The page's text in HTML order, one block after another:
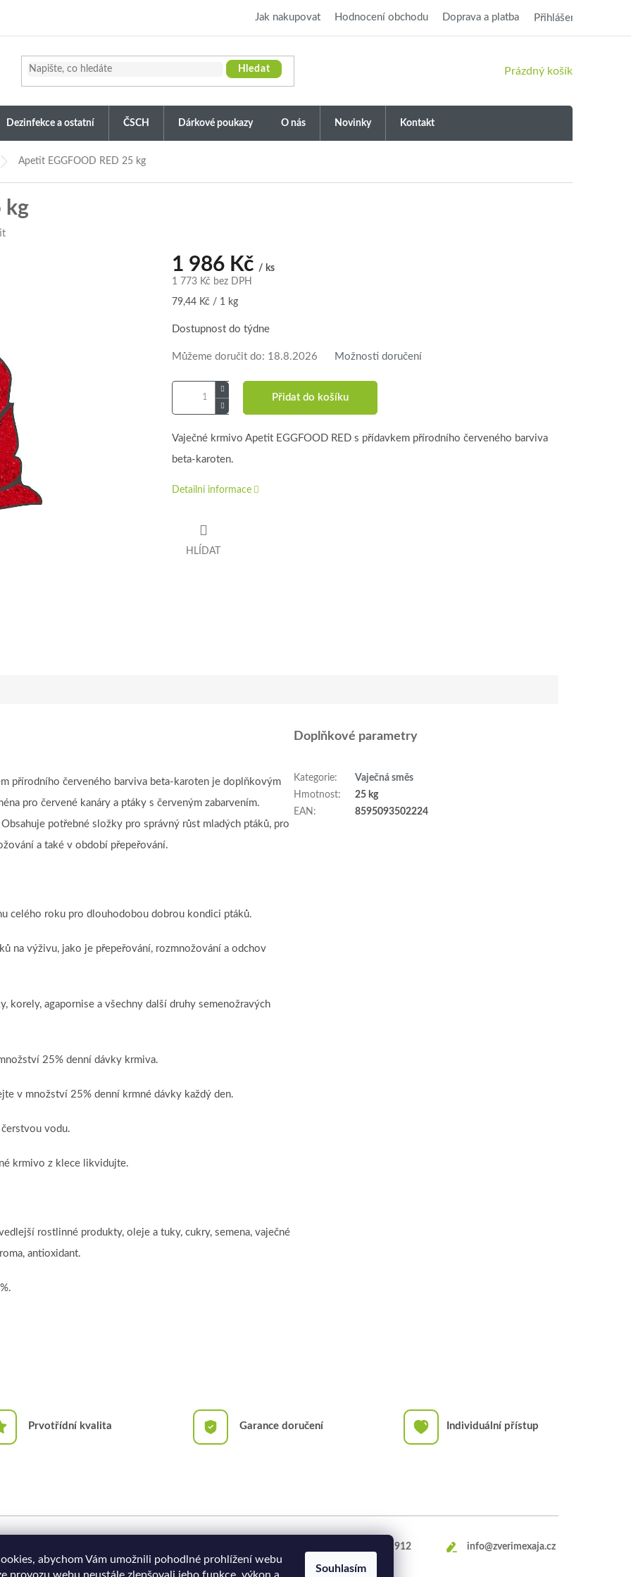
abychom Vám umožnili pohodlné prohlížení webu
Souhlasím
Jak nakupovat Hodnocení obchodu Doprava a platba Přihlášení
Hledat
NÁKUPNÍ
Prázdný košík
Dezinfekce a ostatní ČSCH Dárkové poukazy O nás Novinky Kontakt
Apetit EGGFOOD RED 25 kg
kg
1 986 Kč / ks
1 773 Kč bez DPH
Měrná
79,44 Kč / 1 kg
Dostupnost do týdne
Můžeme doručit do: 18.8.2026 Možnosti doručení
Přidat do košíku
Vaječné krmivo Apetit EGGFOOD RED s přídavkem přírodního červeného barviva
beta-karoten.
Detailní informace
HLÍDAT
přírodního červeného barviva beta-karoten je doplňkovým
pro červené kanáry a ptáky s červeným zabarvením.
potřebné složky pro správný růst mladých ptáků, pro
a také v období přepeřování.
celého roku pro dlouhodobou dobrou kondici ptáků.
na výživu, jako je přepeřování, rozmnožování a odchov
korely, agapornise a všechny další druhy semenožravých
25% denní dávky krmiva.
v množství 25% denní krmné dávky každý den.
vodu.
krmivo z klece likvidujte.
rostlinné produkty, oleje a tuky, cukry, semena, vaječné
antioxidant.
Doplňkové parametry
Kategorie:
Vaječná směs
Hmotnost:
25 kg
EAN : 8595093502224
Prvotřídní kvalita Garance doručení Individuální přístup
469 660 912 info@zverimexaja.cz